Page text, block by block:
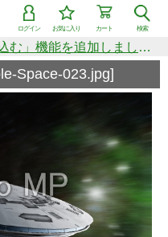
検索
カート
お気に入り
ログイン
検索で「条件を追加して絞り込む」機能を追加しました！
Space-023.jpg]